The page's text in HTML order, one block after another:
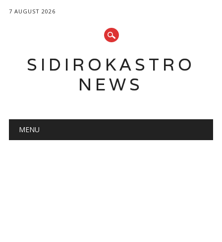
7 AUGUST 2026
SIDIROKASTRO
NEWS
Main menu
MENU